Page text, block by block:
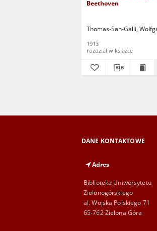
Beethoven
Thomas-San-Galli,
1913
rozdział w książce
DANE KONTAKTOWE
Adres
Biblioteka Uniwersytetu
Zielonogórskiego
al. Wojska Polskiego 71
65-762 Zielona Góra